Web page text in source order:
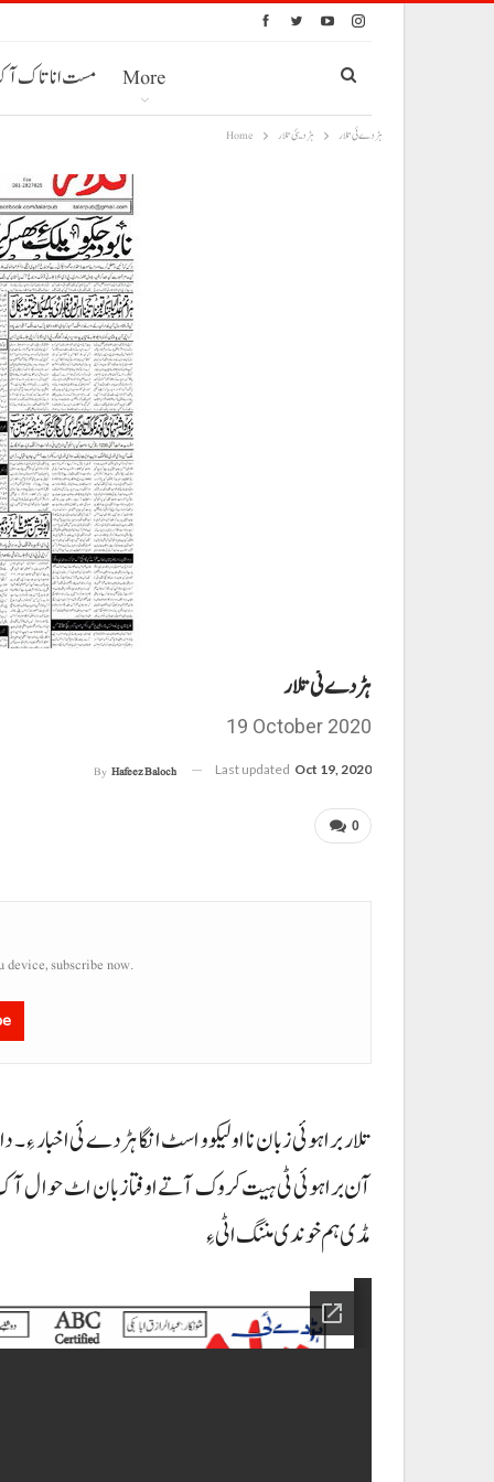
مست انا تاک More
Home ہڑدیئی تلار ہڑدے ئی تلار
ہڑدے ئی تلار
19 October 2020
By Hafeez Baloch Last updated Oct 19, 2020
0
subscribe now.
تلار براہوئی زبان نا اولیکو و اسٹ انگا ہڑدے ئی اخبار
آن براہوئی ٹی ہیت کروک آتے اوفتا زبان اٹ حوال
مڈی ہم خوندی مننگ اٹی ءِ